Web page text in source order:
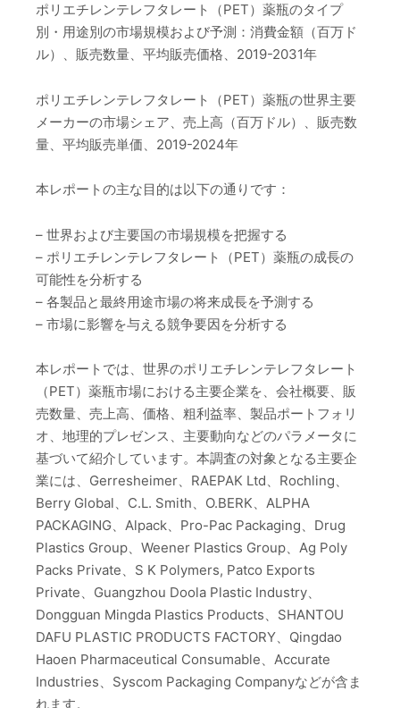
ポリエチレンテレフタレート（PET）薬瓶のタイプ
別・用途別の市場規模および予測：消費金額（百万ド
ル）、販売数量、平均販売価格、2019-2031年
ポリエチレンテレフタレート（PET）薬瓶の世界主要
メーカーの市場シェア、売上高（百万ドル）、販売数
量、平均販売単価、2019-2024年
本レポートの主な目的は以下の通りです：
– 世界および主要国の市場規模を把握する
– ポリエチレンテレフタレート（PET）薬瓶の成長の
可能性を分析する
– 各製品と最終用途市場の将来成長を予測する
– 市場に影響を与える競争要因を分析する
本レポートでは、世界のポリエチレンテレフタレート
（PET）薬瓶市場における主要企業を、会社概要、販
売数量、売上高、価格、粗利益率、製品ポートフォリ
オ、地理的プレゼンス、主要動向などのパラメータに
基づいて紹介しています。本調査の対象となる主要企
業には、Gerresheimer、RAEPAK Ltd、Rochling、
Berry Global、C.L. Smith、O.BERK、ALPHA
PACKAGING、Alpack、Pro-Pac Packaging、Drug
Plastics Group、Weener Plastics Group、Ag Poly
Packs Private、S K Polymers, Patco Exports
Private、Guangzhou Doola Plastic Industry、
Dongguan Mingda Plastics Products、SHANTOU
DAFU PLASTIC PRODUCTS FACTORY、Qingdao
Haoen Pharmaceutical Consumable、Accurate
Industries、Syscom Packaging Companyなどが含ま
れます。